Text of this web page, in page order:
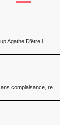
Agathe D’être l...
complaisance, re...